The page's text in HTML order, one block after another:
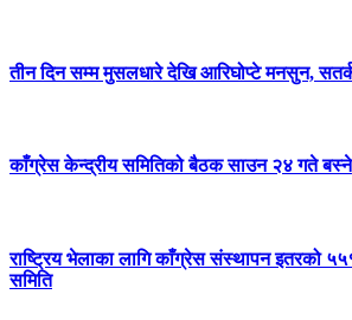
तीन दिन सम्म मुसलधारे देखि आरिघोप्टे मनसुन,
काँग्रेस केन्द्रीय समितिको बैठक साउन २४ गते बस्ने
राष्ट्रिय भेलाका लागि काँग्रेस संस्थापन इतरको
समिति